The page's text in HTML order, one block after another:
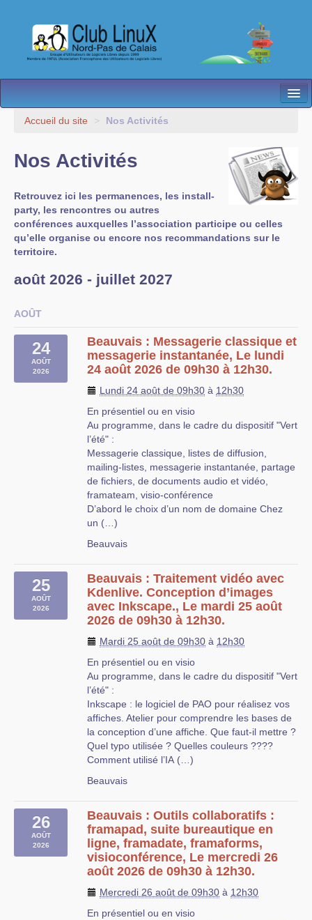
L’Association
Contact
Les antennes
Espace membres
Accueil du site > Nos Activités
Nos Activités
Retrouvez ici les permanences, les install-
party, les rencontres ou autres
conférences auxquelles l’association participe ou celles
qu’elle organise ou encore nos recommandations sur le
territoire.
août 2026 - juillet 2027
AOÛT
24
AOÛT
2026
Beauvais : Messagerie classique et
messagerie instantanée, Le lundi
24 août 2026 de 09h30 à 12h30.
Lundi 24 août de 09h30 à 12h30
En présentiel ou en visio
Au programme, dans le cadre du dispositif "Vert
l’été" :
Messagerie classique, listes de diffusion,
mailing-listes, messagerie instantanée, partage
de fichiers, de documents audio et vidéo,
framateam, visio-conférence
D’abord le choix d’un nom de domaine Chez
un (…)
Beauvais
25
AOÛT
2026
Beauvais : Traitement vidéo avec
Kdenlive. Conception d’images
avec Inkscape., Le mardi 25 août
2026 de 09h30 à 12h30.
Mardi 25 août de 09h30 à 12h30
En présentiel ou en visio
Au programme, dans le cadre du dispositif "Vert
l’été" :
Inkscape : le logiciel de PAO pour réalisez vos
affiches. Atelier pour comprendre les bases de
la conception d’une affiche. Que faut-il mettre ?
Quel typo utilisée ? Quelles couleurs ????
Comment utilisé l’IA (…)
Beauvais
26
AOÛT
2026
Beauvais : Outils collaboratifs :
framapad, suite bureautique en
ligne, framadate, framaforms,
visioconférence, Le mercredi 26
août 2026 de 09h30 à 12h30.
Mercredi 26 août de 09h30 à 12h30
En présentiel ou en visio